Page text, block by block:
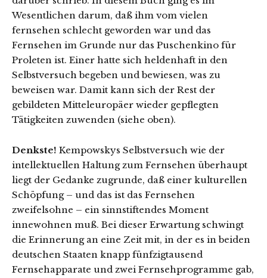
Wesentlichen darum, daß ihm vom vielen
fernsehen schlecht geworden war und das
Fernsehen im Grunde nur das Puschenkino für
Proleten ist. Einer hatte sich heldenhaft in den
Selbstversuch begeben und bewiesen, was zu
beweisen war. Damit kann sich der Rest der
gebildeten Mitteleuropäer wieder gepflegten
Tätigkeiten zuwenden (siehe oben).
Denkste! Kempowskys Selbstversuch wie der
intellektuellen Haltung zum Fernsehen überhaupt
liegt der Gedanke zugrunde, daß einer kulturellen
Schöpfung – und das ist das Fernsehen
zweifelsohne – ein sinnstiftendes Moment
innewohnen muß. Bei dieser Erwartung schwingt
die Erinnerung an eine Zeit mit, in der es in beiden
deutschen Staaten knapp fünfzigtausend
Fernsehapparate und zwei Fernsehprogramme gab,